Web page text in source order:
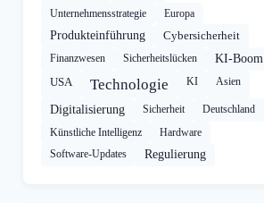
Unternehmensstrategie
Europa
Produkteinführung Cybersicherheit
Finanzwesen Sicherheitslücken
KI-Boom
USA
Technologie KI Asien
Digitalisierung Sicherheit
Deutschland
Künstliche Intelligenz
Hardware
Software-Updates
Regulierung